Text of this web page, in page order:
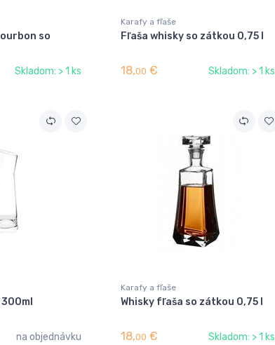
so
Skladom: > 1 ks
Karafy a fľaše
Fľaša whisky so zátkou 0,75 l
18,00 € Skladom: > 1 ks
na objednávku
Karafy a fľaše
Whisky fľaša so zátkou 0,75 l
18,00 € Skladom: > 1 ks